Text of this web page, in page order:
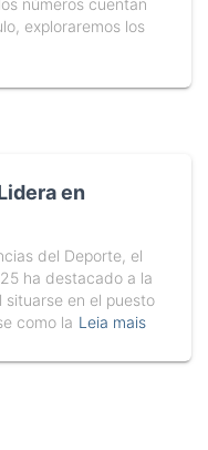
números cuentan
exploraremos los
en
del Deporte, el
ha destacado a la
situarse en el puesto
como la Leia mais